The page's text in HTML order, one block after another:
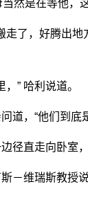
然是在等他，
走了，好腾出
” 哈利说道。
道，“他们到
边径直走向卧
斯－维瑞斯教授